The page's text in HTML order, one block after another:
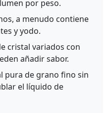
por peso.
a menudo contiene
y yodo.
cristal variados con
añadir sabor.
pura de grano fino sin
el líquido de